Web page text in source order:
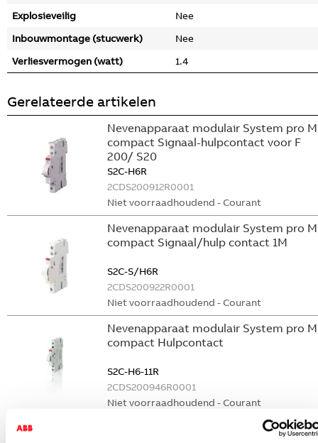
Explosieveilig
Nee
Inbouwmontage (stucwerk)
Nee
Verliesvermogen (watt)
1.4
Gerelateerde artikelen
Nevenapparaat modulair System pro M
compact Signaal-hulpcontact voor F
200/ S20
S2C-H6R
2CDS200912R0001
Niet voorraadhoudend - Courant
Nevenapparaat modulair System pro M
compact Signaal/hulp contact 1M
S2C-S/H6R
2CDS200922R0001
Niet voorraadhoudend - Courant
Nevenapparaat modulair System pro M
compact Hulpcontact
S2C-H6-11R
2CDS200946R0001
Niet voorraadhoudend - Courant
Nevenapparaat modulair System pro M